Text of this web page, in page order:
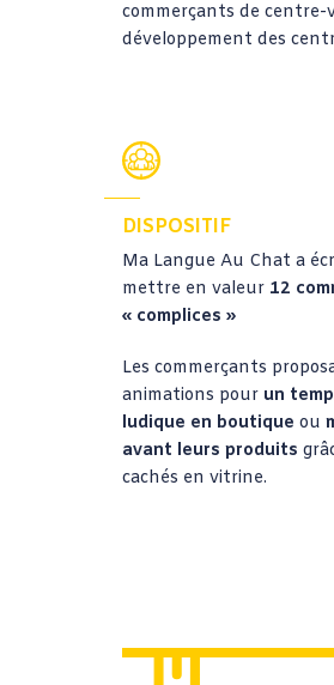
commerçants de centre-
développement des
DISPOSITIF
Ma Langue Au Chat a
mettre en valeur 12
« complices »
Les commerçants
animations pour un
ludique en boutique ou
avant leurs produits
cachés en vitrine.